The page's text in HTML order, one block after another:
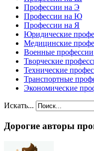
Профессии на Э
Профессии на Ю
Профессии на Я
Юридические
Медицинские
Военные профессии
Творческие
Технические
Транспортные
Экономические
Искать...
Дорогие авторы